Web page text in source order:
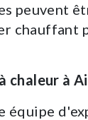
peuvent
chauffant
chaleur à
équipe